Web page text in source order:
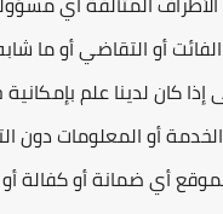
أو التقاضي أو ما
كان لدينا علم
أو المعلومات دون
أي ضمانة أو كفالة